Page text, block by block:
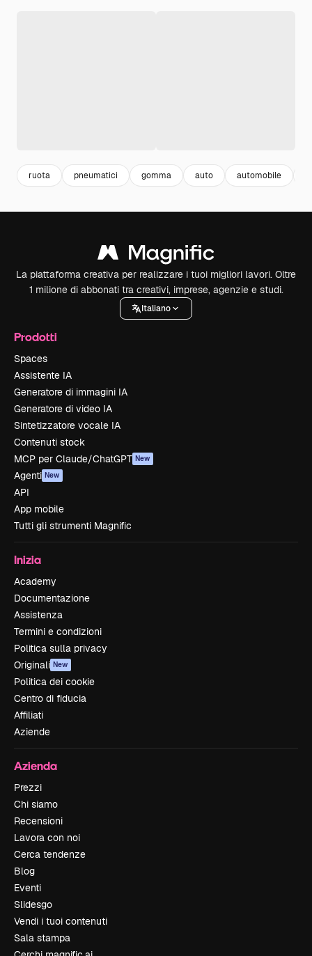
ruota pneumatici gomma auto automobile
La piattaforma creativa per realizzare i tuoi migliori lavori. Oltre
1 milione di abbonati tra creativi, imprese, agenzie e studi.
Italiano
Prodotti
Spaces
Assistente IA
Generatore di immagini IA
Generatore di video IA
Sintetizzatore vocale IA
Contenuti stock
MCP per Claude/ChatGPT New
Agenti New
API
App mobile
Tutti gli strumenti Magnific
Inizia
Academy
Documentazione
Assistenza
Termini e condizioni
Politica sulla privacy
Originali New
Politica dei cookie
Centro di fiducia
Affiliati
Aziende
Azienda
Prezzi
Chi siamo
Recensioni
Lavora con noi
Cerca tendenze
Blog
Eventi
Slidesgo
Vendi i tuoi contenuti
Sala stampa